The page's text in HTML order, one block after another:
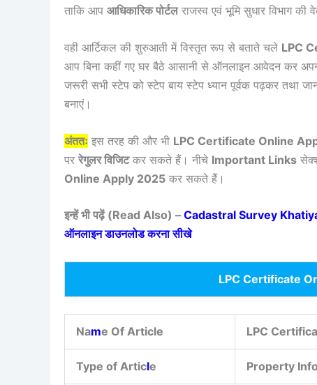
ताकि आप आधिकारिक पोर्टलराजस्व एवं भूमि सुधार विभाग
वही आर्टिकल की शुरुआती में विस्तृत रूप से बताते चले LPC
आप बिना कहीं गए घर बैठे आसानी से ऑनलाइन आवेदन कर
जरूरी सभी स्टेप को स्टेप बाय स्टेप ध्यान पूर्वक पढ़कर तथा
बनाएं।
अंततः इस तरह की और भी LPC Certificate Online
पर रेगुलर विजिटकर सकते हैं। नीचे Important Links
Online Apply 2025 कर सकते हैं।
इन्हें भी पढ़ें (Read Also) – Cadastral Survey
ऑनलाइन डाउनलोड करना सीखे
LPC Certificate
Name Of Article LPC
Type of Article Property